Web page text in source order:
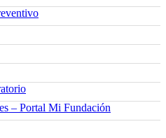
– Portal Mi Fundación